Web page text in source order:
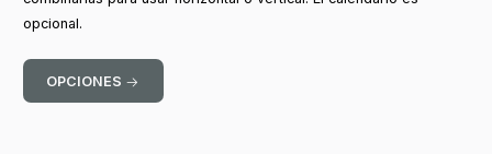
opcional.
OPCIONES